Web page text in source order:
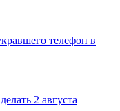
телефон в
2 августа